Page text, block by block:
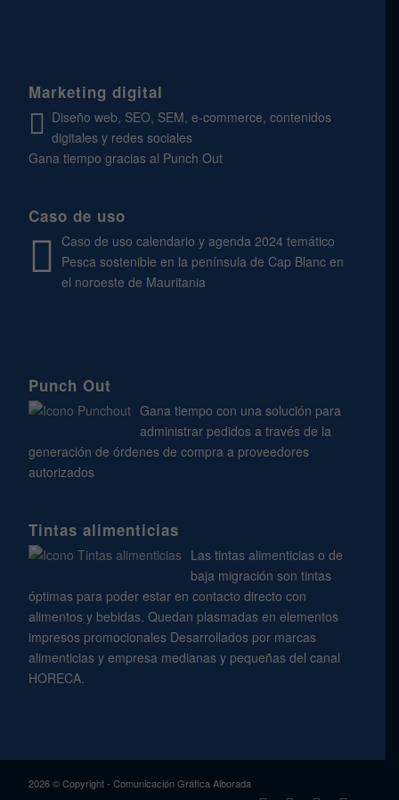
Marketing digital
Diseño web, SEO, SEM, e-commerce, contenidos
digitales y redes sociales
Gana tiempo gracias al Punch Out
Caso de uso
Caso de uso calendario y agenda 2024 temático
Pesca sostenible en la península de Cap Blanc en
el noroeste de Mauritania
Punch Out
Gana tiempo con una solución para
administrar pedidos a través de la
generación de órdenes de compra a proveedores
autorizados
Tintas alimenticias
Las tintas alimenticias o de
baja migración son tintas
óptimas para poder estar en contacto directo con
alimentos y bebidas. Quedan plasmadas en elementos
impresos promocionales Desarrollados por marcas
alimenticias y empresa medianas y pequeñas del canal
HORECA.
2026 © Copyright - Comunicación Gráfica Alborada